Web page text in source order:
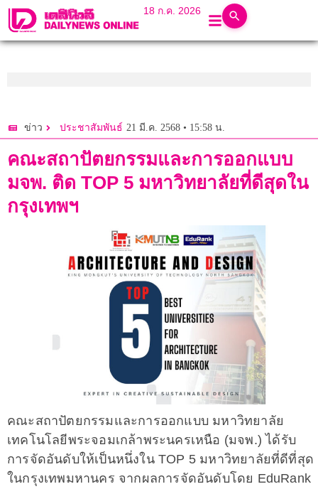
18 ก.ค. 2026
ข่าว ประชาสัมพันธ์ 21 มี.ค. 2568 • 15:58 น.
คณะสถาปัตยกรรมและการออกแบบ
มจพ. ติด TOP 5 มหาวิทยาลัยที่ดีสุดใน
กรุงเทพฯ
คณะสถาปัตยกรรมและการออกแบบ มหาวิทยาลัย
เทคโนโลยีพระจอมเกล้าพระนครเหนือ (มจพ.) ได้รับ
การจัดอันดับให้เป็นหนึ่งใน TOP 5 มหาวิทยาลัยที่ดีที่สุด
ในกรุงเทพมหานคร จากผลการจัดอันดับโดย EduRank